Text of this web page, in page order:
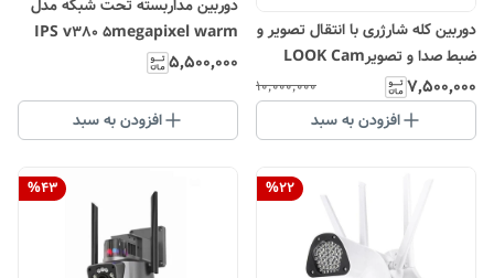
دوربین کله شارژری با انتقال تصویر و
ضبط صدا و تصویرLOOK Cam
۷٬۵۰۰٬۰۰۰ ۱۰٬۰۰۰٬۰۰۰
افزودن به سبد
دوربین مداربسته تحت شبکه مدل
IPS v380 5megapixel warm
light
۵٬۵۰۰٬۰۰۰
افزودن به سبد
%22
%43